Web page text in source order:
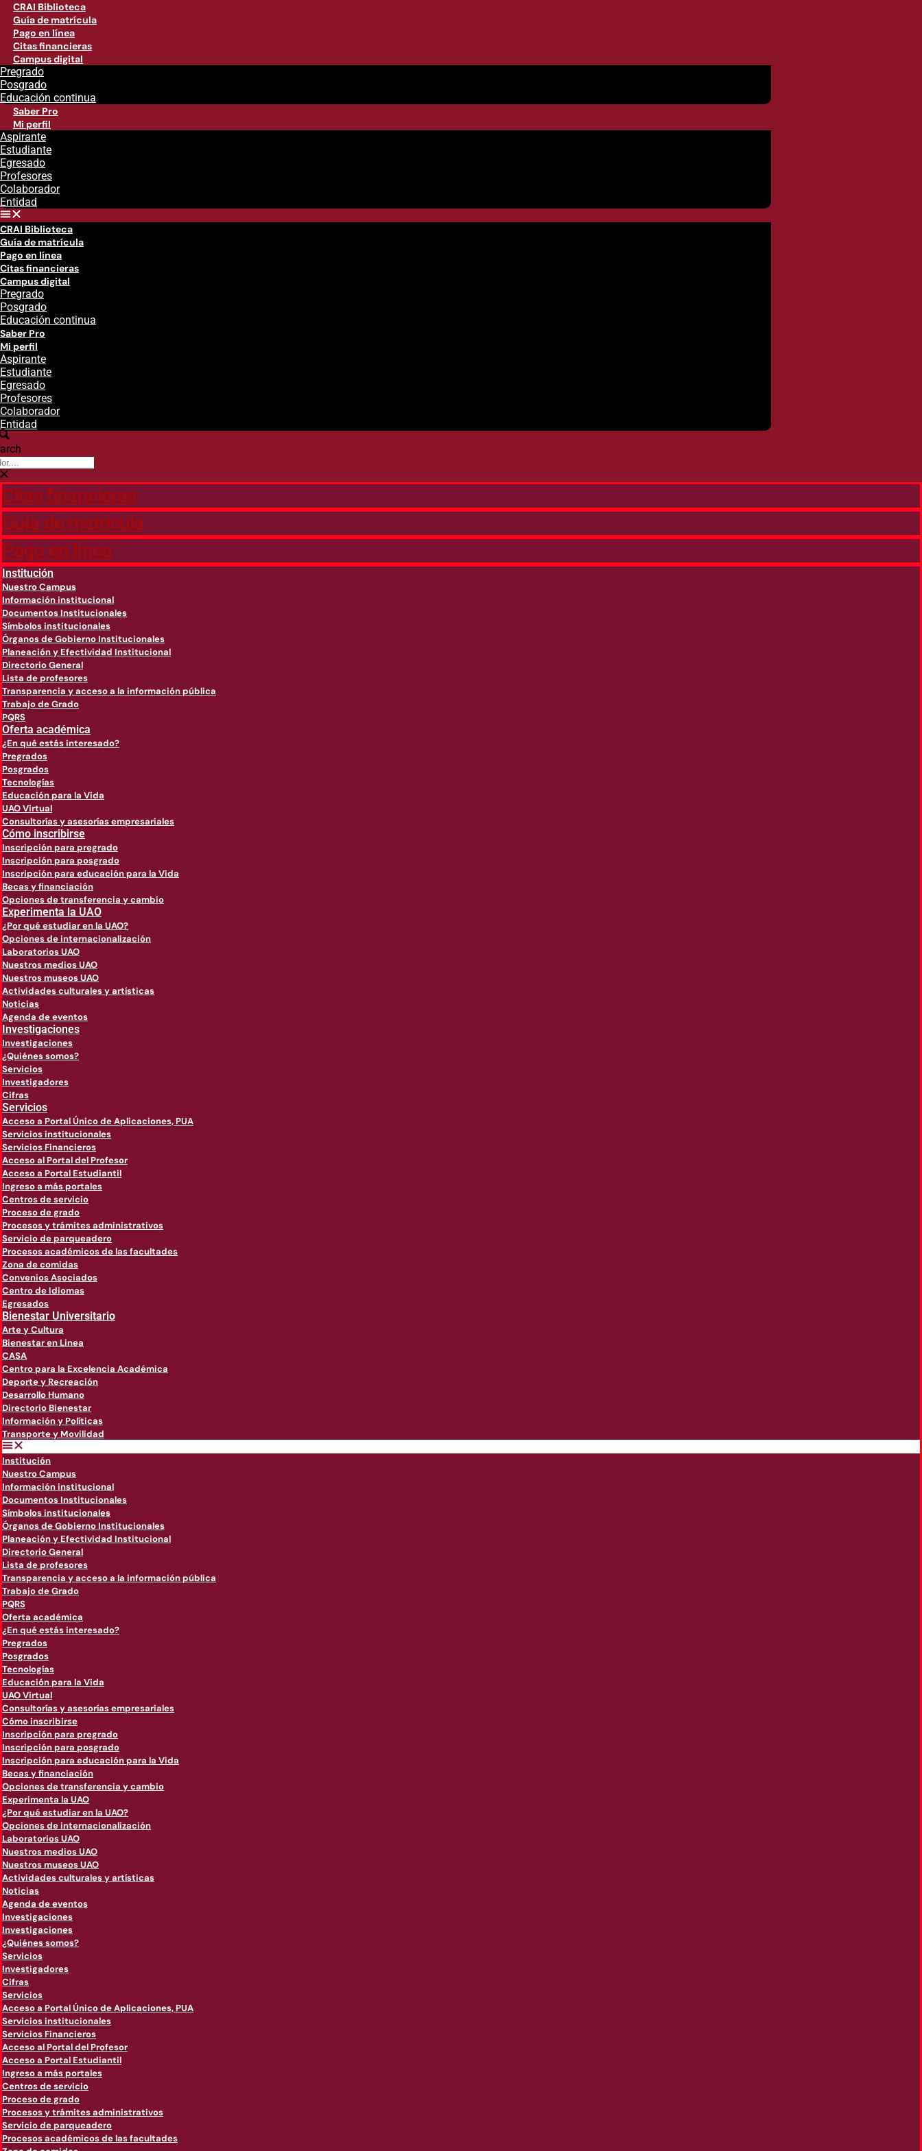
CRAI Biblioteca
Guía de matrícula
Pago en línea
Citas financieras
Campus digital
Pregrado
Posgrado
Educación continua
Saber Pro
Mi perfil
Aspirante
Estudiante
Egresado
Profesores
Colaborador
Entidad
CRAI Biblioteca
Guía de matrícula
Pago en línea
Citas financieras
Campus digital
Pregrado
Posgrado
Educación continua
Saber Pro
Mi perfil
Aspirante
Estudiante
Egresado
Profesores
Colaborador
Entidad
Citas financieras
Guía de matricula
Pago en línea
Institución
Nuestro Campus
Información institucional
Documentos Institucionales
Símbolos institucionales
Órganos de Gobierno Institucionales
Planeación y Efectividad Institucional
Directorio General
Lista de profesores
Transparencia y acceso a la información pública
Trabajo de Grado
PQRS
Oferta académica
¿En qué estás interesado?
Pregrados
Posgrados
Tecnologías
Educación para la Vida
UAO Virtual
Consultorías y asesorías empresariales
Cómo inscribirse
Inscripción para pregrado
Inscripción para posgrado
Inscripción para educación para la Vida
Becas y financiación
Opciones de transferencia y cambio
Experimenta la UAO
¿Por qué estudiar en la UAO?
Opciones de internacionalización
Laboratorios UAO
Nuestros medios UAO
Nuestros museos UAO
Actividades culturales y artísticas
Noticias
Agenda de eventos
Investigaciones
Investigaciones
¿Quiénes somos?
Servicios
Investigadores
Cifras
Servicios
Acceso a Portal Único de Aplicaciones, PUA
Servicios institucionales
Servicios Financieros
Acceso al Portal del Profesor
Acceso a Portal Estudiantil
Ingreso a más portales
Centros de servicio
Proceso de grado
Procesos y trámites administrativos
Servicio de parqueadero
Procesos académicos de las facultades
Zona de comidas
Convenios Asociados
Centro de Idiomas
Egresados
Bienestar Universitario
Arte y Cultura
Bienestar en Linea
CASA
Centro para la Excelencia Académica
Deporte y Recreación
Desarrollo Humano
Directorio Bienestar
Información y Políticas
Transporte y Movilidad
Institución
Nuestro Campus
Información institucional
Documentos Institucionales
Símbolos institucionales
Órganos de Gobierno Institucionales
Planeación y Efectividad Institucional
Directorio General
Lista de profesores
Transparencia y acceso a la información pública
Trabajo de Grado
PQRS
Oferta académica
¿En qué estás interesado?
Pregrados
Posgrados
Tecnologías
Educación para la Vida
UAO Virtual
Consultorías y asesorías empresariales
Cómo inscribirse
Inscripción para pregrado
Inscripción para posgrado
Inscripción para educación para la Vida
Becas y financiación
Opciones de transferencia y cambio
Experimenta la UAO
¿Por qué estudiar en la UAO?
Opciones de internacionalización
Laboratorios UAO
Nuestros medios UAO
Nuestros museos UAO
Actividades culturales y artísticas
Noticias
Agenda de eventos
Investigaciones
Investigaciones
¿Quiénes somos?
Servicios
Investigadores
Cifras
Servicios
Acceso a Portal Único de Aplicaciones, PUA
Servicios institucionales
Servicios Financieros
Acceso al Portal del Profesor
Acceso a Portal Estudiantil
Ingreso a más portales
Centros de servicio
Proceso de grado
Procesos y trámites administrativos
Servicio de parqueadero
Procesos académicos de las facultades